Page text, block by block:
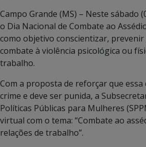
Campo Grande (MS) – Neste sábado
o Dia Nacional de Combate ao
como objetivo conscientizar,
combate à violência psicológica ou
trabalho.
Com a proposta de reforçar que essa
crime e deve ser punida, a
Políticas Públicas para Mulheres
virtual com o tema: “Combate ao
relações de trabalho”.